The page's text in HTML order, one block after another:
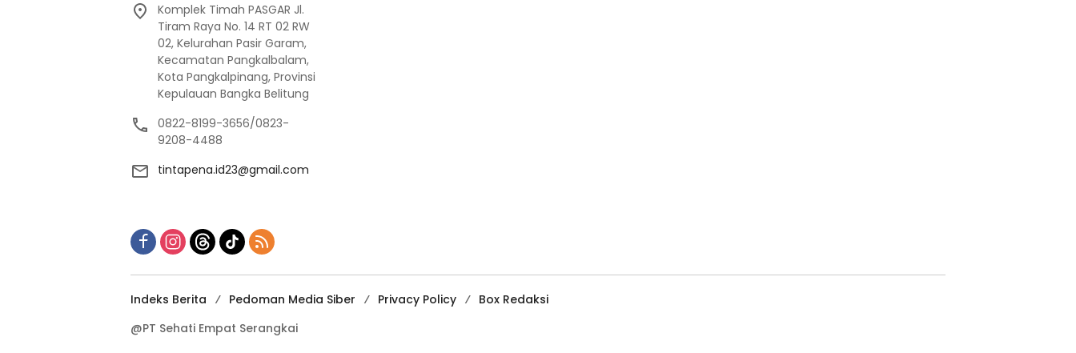
Komplek Timah PASGAR Jl.
Tiram Raya No. 14 RT 02 RW
02, Kelurahan Pasir Garam,
Kecamatan Pangkalbalam,
Kota Pangkalpinang, Provinsi
Kepulauan Bangka Belitung
0822-8199-3656/0823-
9208-4488
tintapena.id23@gmail.com
Indeks Berita Pedoman Media Siber Privacy Policy
Box Redaksi
@PT Sehati Empat Serangkai